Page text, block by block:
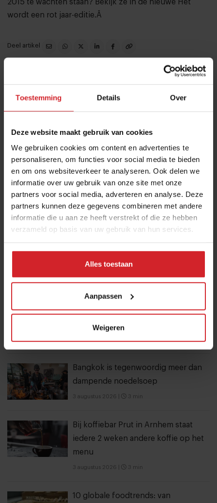
Toestemming Details Over
Deze website maakt gebruik van cookies
We gebruiken cookies om content en advertenties te
personaliseren, om functies voor social media te bieden
en om ons websiteverkeer te analyseren. Ook delen we
informatie over uw gebruik van onze site met onze
partners voor social media, adverteren en analyse. Deze
partners kunnen deze gegevens combineren met andere
informatie die u aan ze heeft verstrekt of die ze hebben
verzameld op basis van uw gebruik van hun services.
Alles toestaan
Aanpassen
Weigeren
2015 te wachten staan? Bekijk ze in de nieuwe Het
wordt een rot jaar-editie.Â
Deel artikel
Meld je aan voor de nieuwsbrief
THANKS
Ja, ik wil graag drie keer per week de nieuwsbrief
interviews van Food Inspiration per e-mail.
voor meer informatie.
Best gelezen artikelen
eetcafés tot De Strip in Noord
4 augustus 2026| 6 min
Joris Bijdendijk en Samuel Levie
openen eenmalig pop-uprestaurant
Café de Lepel
Bangkok is tegenwoordig meer dan
dampende noedelsoep
3 augustus 2026 3 min
Bij koffiebar Prut in Arnhem staat
iedere 2 weken andere koffie op het
menu
3 augustus 2026 3 min
10 globale foodtrends: van